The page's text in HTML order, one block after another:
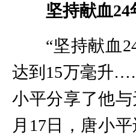
坚持献血
“坚持献血
达到15万毫升
小平分享了他
月17日，唐小